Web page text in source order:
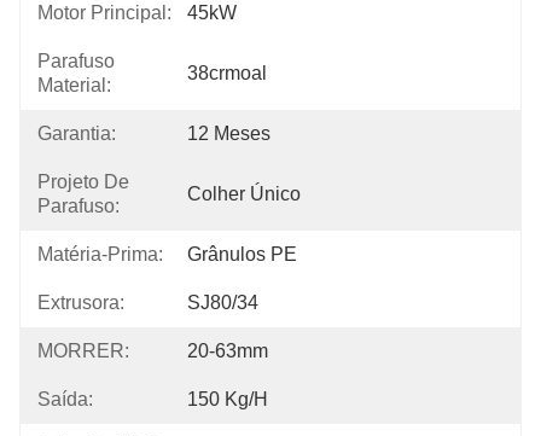
Motor Principal: 45kW
Parafuso
Material:
38crmoal
Garantia: 12 Meses
Projeto De
Parafuso:
Colher Único
Matéria-Prima: Grânulos PE
Extrusora: SJ80/34
MORRER: 20-63mm
Saída: 150 Kg/h